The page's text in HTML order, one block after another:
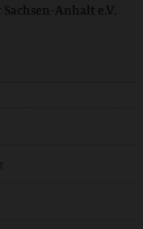
Anhalt e.V.